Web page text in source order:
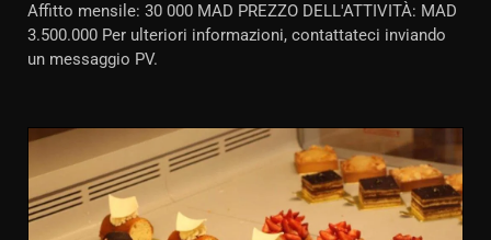
Affitto mensile: 30 000 MAD PREZZO DELL'ATTIVITÀ: MAD
3.500.000 Per ulteriori informazioni, contattateci inviando
un messaggio PV.